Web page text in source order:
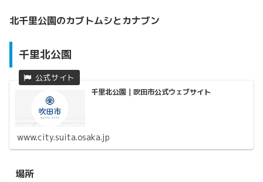
北千里公園のカブトムシとカナブン
千里北公園
千里北公園｜吹田市公式ウェブサイト
www.city.suita.osaka.jp
場所